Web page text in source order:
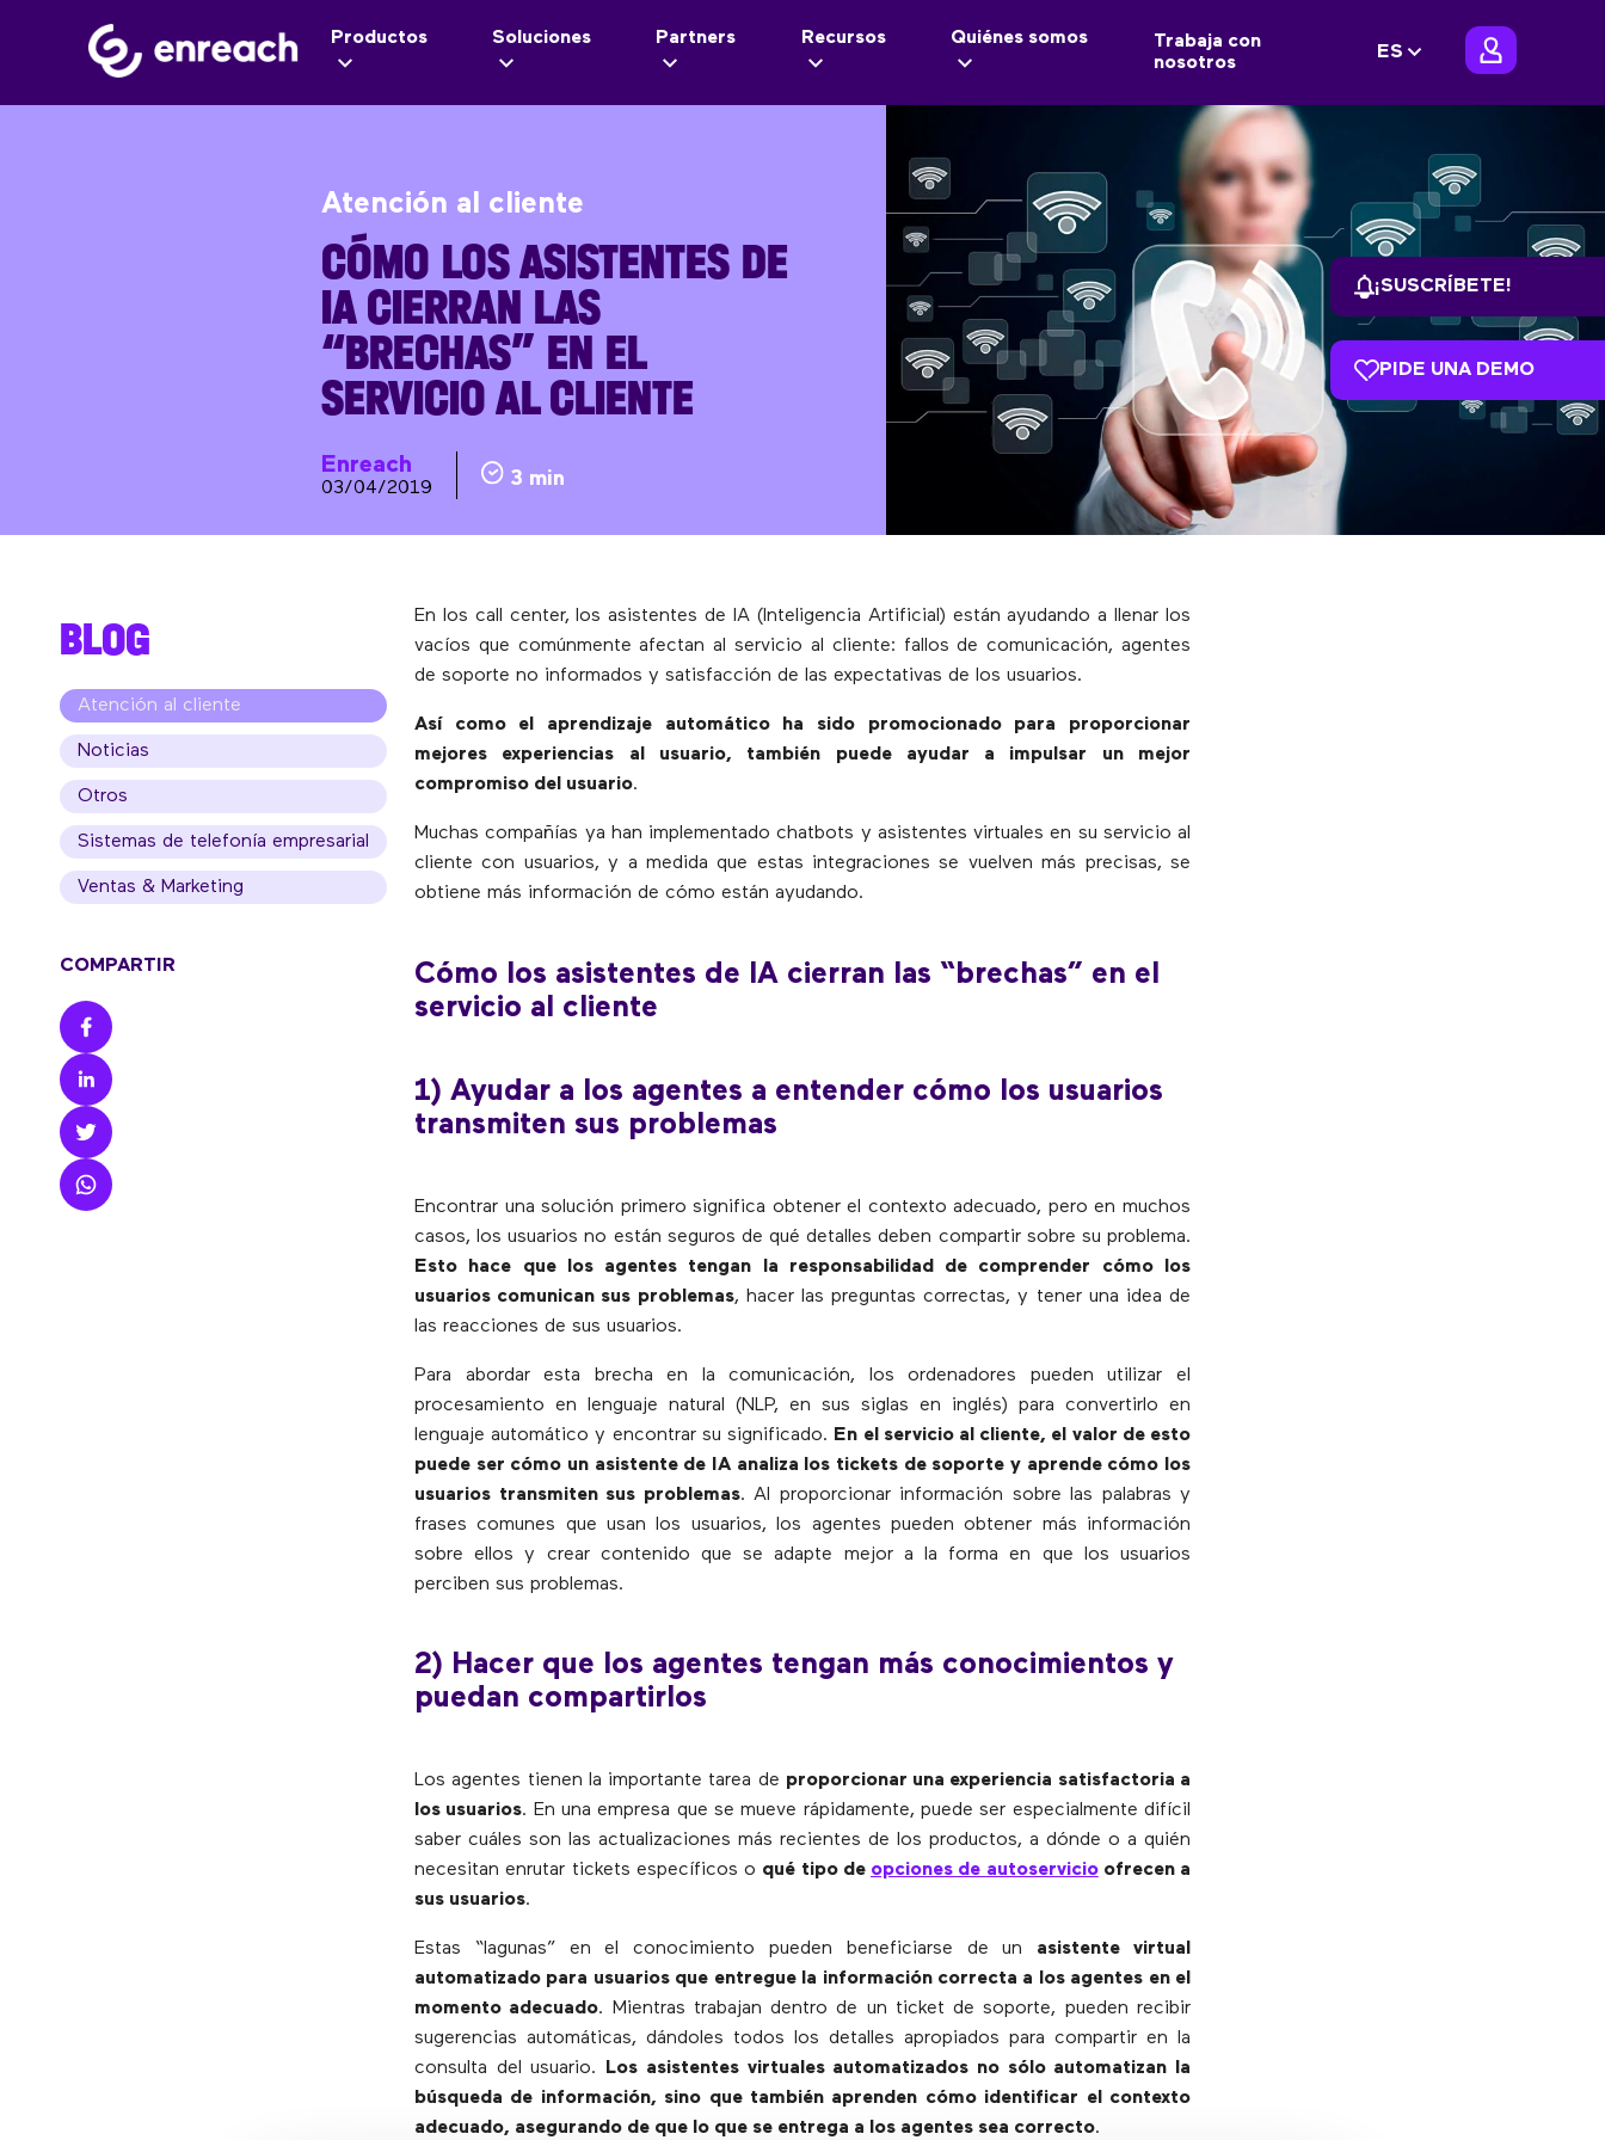
Productos Soluciones Partners Recursos Quiénes somos
Trabaja con
nosotros
ES
Atención al cliente
CÓMO LOS ASISTENTES DE
IA CIERRAN LAS
“BRECHAS” EN EL
SERVICIO AL CLIENTE
Enreach
03/04/2019 3 min
En los call center, los asistentes de IA (Inteligencia Artificial) están ayudando a llenar los
vacíos que comúnmente afectan al servicio al cliente: fallos de comunicación, agentes
de soporte no informados y satisfacción de las expectativas de los usuarios.
Así como el aprendizaje automático ha sido promocionado para proporcionar
mejores experiencias al usuario, también puede ayudar a impulsar un mejor
compromiso del usuario.
Muchas compañías ya han implementado chatbots y asistentes virtuales en su servicio al
cliente con usuarios, y a medida que estas integraciones se vuelven más precisas, se
obtiene más información de cómo están ayudando.
Cómo los asistentes de IA cierran las “brechas” en el
servicio al cliente
1) Ayudar a los agentes a entender cómo los usuarios
transmiten sus problemas
Encontrar una solución primero significa obtener el contexto adecuado, pero en muchos
casos, los usuarios no están seguros de qué detalles deben compartir sobre su problema.
Esto hace que los agentes tengan la responsabilidad de comprender cómo los
usuarios comunican sus problemas, hacer las preguntas correctas, y tener una idea de
las reacciones de sus usuarios.
Para abordar esta brecha en la comunicación, los ordenadores pueden utilizar el
procesamiento en lenguaje natural (NLP, en sus siglas en inglés) para convertirlo en
lenguaje automático y encontrar su significado. En el servicio al cliente, el valor de esto
puede ser cómo un asistente de IA analiza los tickets de soporte y aprende cómo los
usuarios transmiten sus problemas. Al proporcionar información sobre las palabras y
frases comunes que usan los usuarios, los agentes pueden obtener más información
sobre ellos y crear contenido que se adapte mejor a la forma en que los usuarios
perciben sus problemas.
2) Hacer que los agentes tengan más conocimientos y
puedan compartirlos
Los agentes tienen la importante tarea de proporcionar una experiencia satisfactoria a
los usuarios. En una empresa que se mueve rápidamente, puede ser especialmente difícil
saber cuáles son las actualizaciones más recientes de los productos, a dónde o a quién
necesitan enrutar tickets específicos o qué tipo de opciones de autoservicioofrecen a
sus usuarios.
Estas “lagunas” en el conocimiento pueden beneficiarse de un asistente virtual
automatizado para usuarios que entregue la información correcta a los agentes en el
momento adecuado. Mientras trabajan dentro de un ticket de soporte, pueden recibir
sugerencias automáticas, dándoles todos los detalles apropiados para compartir en la
consulta del usuario.
Los asistentes virtuales automatizados no sólo automatizan la
búsqueda de información, sino que también aprenden cómo identificar el contexto
adecuado, asegurando de que lo que se entrega a los agentes sea correcto.
BLOG
Atención al cliente
Noticias
Otros
Sistemas de telefonía empresarial
Ventas & Marketing
COMPARTIR
¡SUSCRÍBETE!
PIDE UNA DEMO